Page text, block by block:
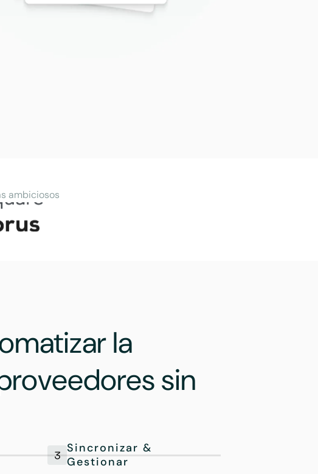
ambiciosos
la
sin
Sincronizar &
Gestionar